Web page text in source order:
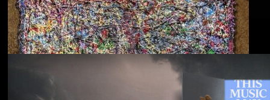
Blu & Exile
Time Heals Everything